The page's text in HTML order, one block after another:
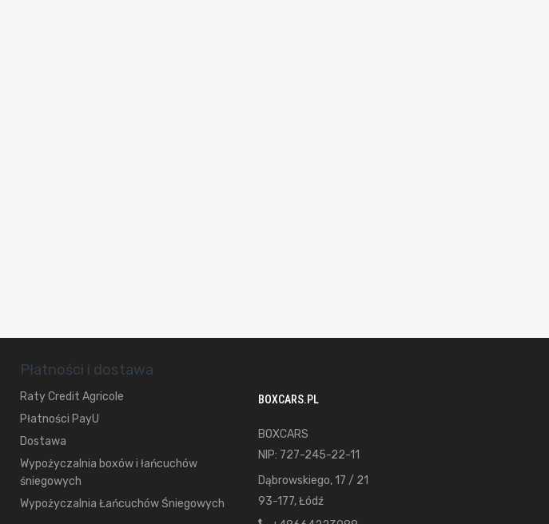
Płatności i dostawa
Raty Credit Agricole
Płatności PayU
Dostawa
Wypożyczalnia boxów i łańcuchów
śniegowych
Wypożyczalnia Łańcuchów Śniegowych
BOXCARS.PL
BOXCARS
NIP: 727-245-22-11
Dąbrowskiego, 17 / 21
93-177, Łódź